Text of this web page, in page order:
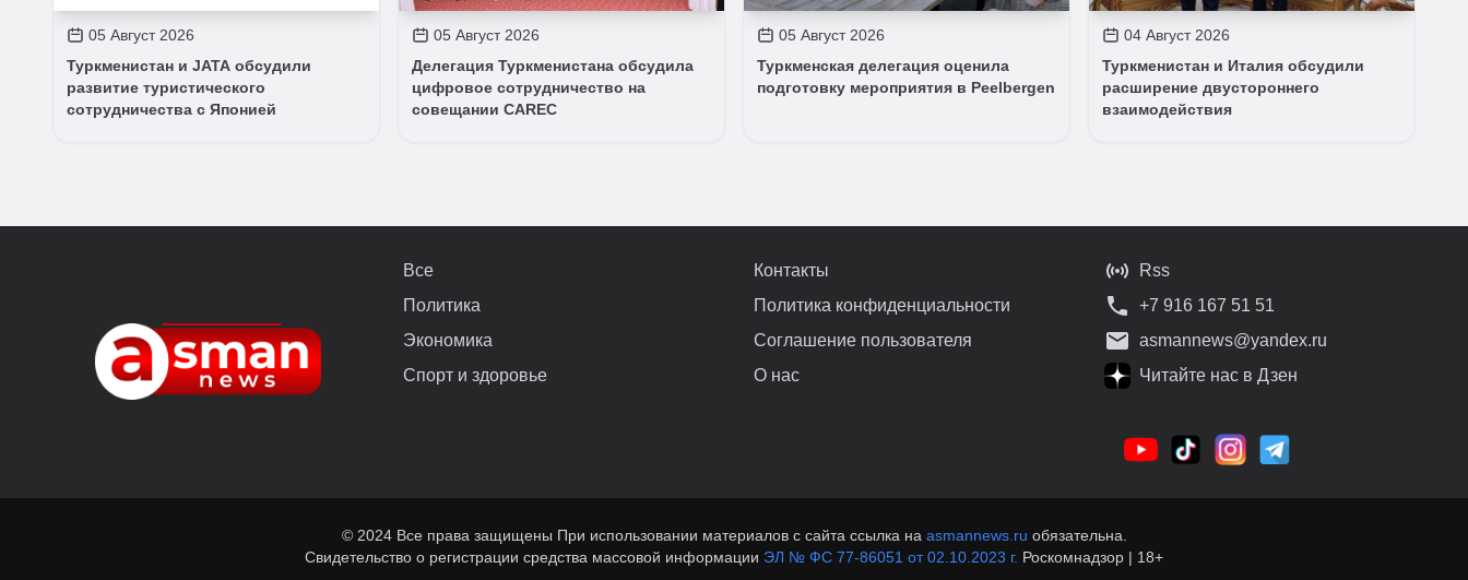
05 Август 2026
Туркменистан и JATA обсудили
развитие туристического
сотрудничества с Японией
05 Август 2026
Делегация Туркменистана обсудила
цифровое сотрудничество на
совещании CAREC
05 Август 2026
Туркменская делегация оценила
подготовку мероприятия в Peelbergen
04 Август 2026
Туркменистан и Италия обсудили
расширение двустороннего
взаимодействия
Все
Политика
Экономика
Спорт и здоровье
Контакты
Политика конфиденциальности
Соглашение пользователя
О нас
Rss
+7 916 167 51 51
asmannews@yandex.ru
Читайте нас в Дзен
© 2024 Все права защищены При использовании материалов с сайта ссылка на asmannews.ru обязательна.
Свидетельство о регистрации средства массовой информации ЭЛ № ФС 77-86051 от 02.10.2023 г. Роскомнадзор | 18+